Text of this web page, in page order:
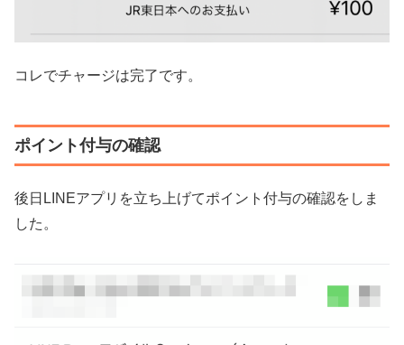
コレでチャージは完了です。
ポイント付与の確認
後日LINEアプリを立ち上げてポイント付与の確認をしま
した。